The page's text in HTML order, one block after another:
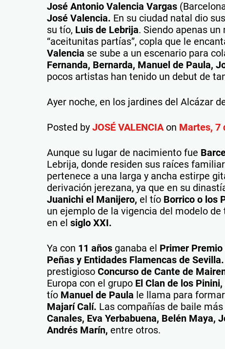
José Antonio Valencia Vargas
José Valencia. En su ciudad natal dio
su tío, Luis de Lebrija. Siendo apenas
“aceitunitas partías”, copla que le
Valencia se sube a un escenario para
Fernanda, Bernarda, Manuel de Paula,
pocos artistas han tenido un debut de
Ayer noche, en los jardines del Alcázar
Posted by JOSÉ VALENCIAon Martes, 7
Aunque su lugar de nacimiento fue
Lebrija, donde residen sus raíces
pertenece a una larga y ancha estirpe
derivación jerezana, ya que en su
Juanichi el Manijero, el tío Borrico o los
un ejemplo de la vigencia del modelo
en el siglo XXI.
Ya con 11 años ganaba el Primer
Peñas y Entidades Flamencas de Sevilla.
prestigioso Concurso de Cante de
Europa con el grupo El Clan de los Pinini,
tío Manuel de Paula le llama para
Majarí Calí. Las compañías de baile
Canales, Eva Yerbabuena, Belén Maya,
Andrés Marín, entre otros.